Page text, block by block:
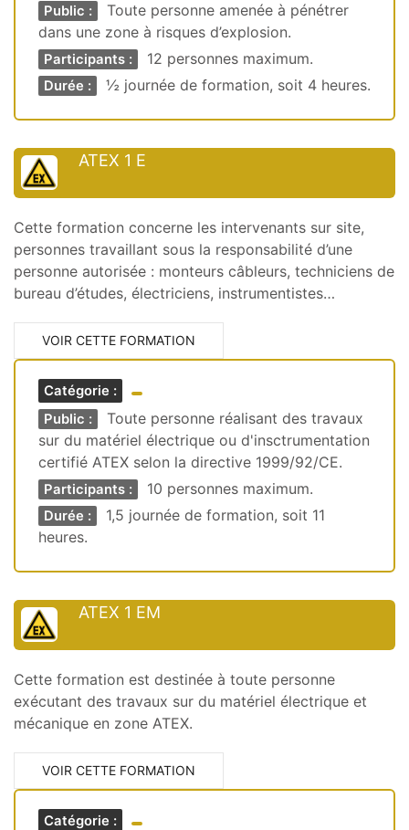
Public :
Toute personne amenée à pénétrer
dans une zone à risques d’explosion.
Participants : 12 personnes maximum.
Durée : ½ journée de formation, soit 4 heures.
ATEX 1 E
Cette formation concerne les intervenants sur site,
personnes travaillant sous la responsabilité d’une
personne autorisée : monteurs câbleurs, techniciens de
bureau d’études, électriciens, instrumentistes…
VOIR CETTE FORMATION
Catégorie :
Public :
Toute personne réalisant des travaux
sur du matériel électrique ou d'insctrumentation
certifié ATEX selon la directive 1999/92/CE.
Participants : 10 personnes maximum.
Durée :
1,5 journée de formation, soit 11
heures.
ATEX 1 EM
Cette formation est destinée à toute personne
exécutant des travaux sur du matériel électrique et
mécanique en zone ATEX.
VOIR CETTE FORMATION
Catégorie :